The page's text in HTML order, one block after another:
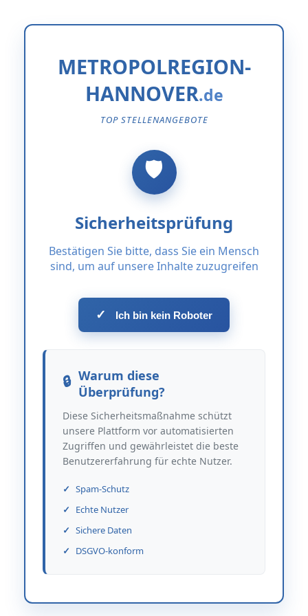
METROPOLREGION-
HANNOVER
TOP STELLENANGEBOTE
Sicherheitsprüfung
Bestätigen Sie bitte, dass Sie ein Mensch
sind, um auf unsere Inhalte zuzugreifen
✓ Ich bin kein Roboter
Warum diese
Überprüfung?
Diese Sicherheitsmaßnahme schützt
unsere Plattform vor automatisierten
Zugriffen und gewährleistet die beste
Benutzererfahrung für echte Nutzer.
Spam-Schutz
Echte Nutzer
Sichere Daten
DSGVO-konform